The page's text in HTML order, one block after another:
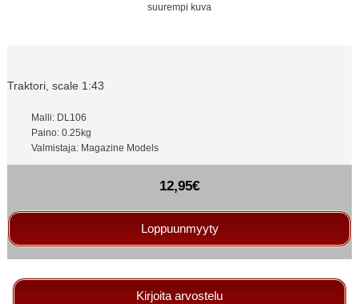
suurempi kuva
Traktori, scale 1:43
Malli: DL106
Paino: 0.25kg
Valmistaja: Magazine Models
12,95€
Loppuunmyyty
Kirjoita arvostelu